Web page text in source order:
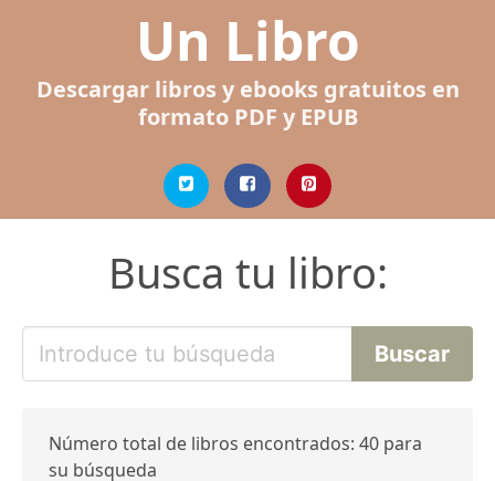
Un Libro
Descargar libros y ebooks gratuitos en
formato PDF y EPUB
Busca tu libro:
Número total de libros encontrados: 40 para
su búsqueda